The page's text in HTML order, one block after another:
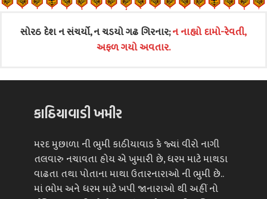
સોરઠ દેશ ન સંચર્યો, ન ચડયો ગઢ ગિરનાર;ન નાહ્યો દામો-રેવતી,
અફળ ગયો અવતાર.
કાઠિયાવાડી ખમીર
મરદ મુછાળા ની ભુમી કાઠીયાવાડ કે જ્યાં વીરો નાગી
તલવારુ નચાવતા હોય એ ખુમારી છે, ધરમ માટે માથડા
વાઢતા તથા પોતાના માથા ઉતારનારાઓ ની ભુમી છે..
માં ભોમ અને ધરમ માટે ખપી જાનારાઓ થી અહીં નો